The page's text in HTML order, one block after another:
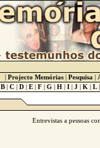
| Projecto Memórias | Pesquisa |
B | C | D | E | F | G | H | I | J | K | L
Entrevistas a pessoas